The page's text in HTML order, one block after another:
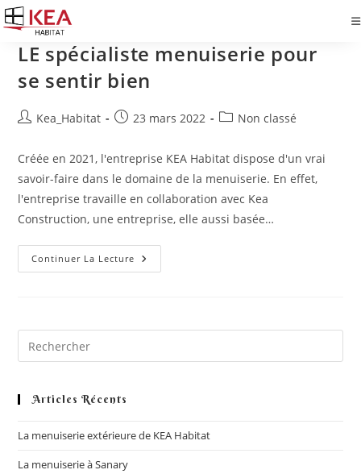
Skip
to
contentLE spécialiste menuiserie pour
se sentir bien
Auteur/autrice
la
publication :
Kea_Habitat
Publication
23 mars 2022
PostNon classé
Créée en 2021, l'entreprise KEA Habitat dispose d'un vrai
savoir-faire dans le domaine de la menuiserie. En effet,
l'entreprise travaille en collaboration avec Kea
Construction, une entreprise, elle aussi basée…
Continuer La Lecture LE
Spécialiste
Bien
Articles Récents
La menuiserie extérieure de KEA Habitat
La menuiserie à Sanary